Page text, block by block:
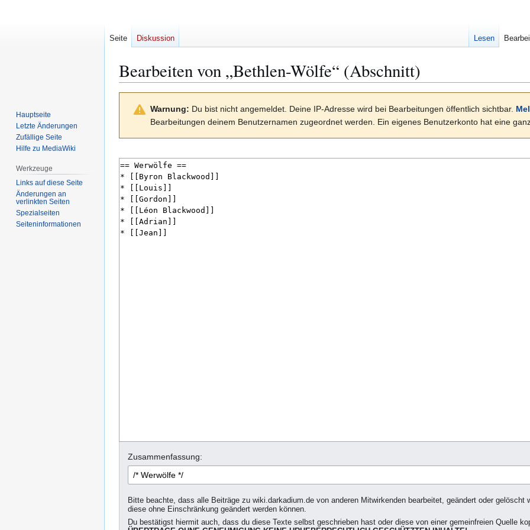
Bearbeiten von „Bethlen-Wölfe“ (Abschnitt)
Navigation
Suche
Warnung: Du bist nicht angemeldet. Deine IP-Adresse wird bei Bearbeitungen öffentlich sichtbar.
Bearbeitungen deinem Benutzernamen zugeordnet werden. Ein eigenes Benutzerkonto hat eine
Zusammenfassung:
Bitte beachte, dass alle Beiträge zu wiki.darkadium.de von anderen Mitwirkenden bearbeitet, geändert oder
diese ohne Einschränkung geändert werden können.
Du bestätigst hiermit auch, dass du diese Texte selbst geschrieben hast oder diese von einer gemeinfreien Quelle
Seite Diskussion Lesen
Hauptseite
Letzte Änderungen
Zufällige Seite
Hilfe zu MediaWiki
Werkzeuge
Links auf diese Seite
Änderungen an
verlinkten Seiten
Spezialseiten
Seiten­­informationen